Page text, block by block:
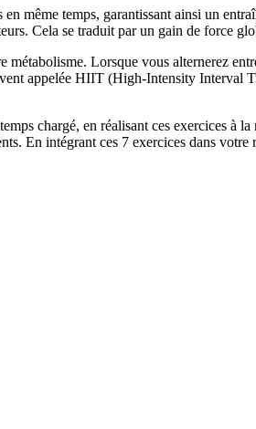
même temps, garantissant ainsi un
Cela se traduit par un gain de force
Lorsque vous alternerez
appelée HIIT (High-Intensity
chargé, en réalisant ces exercices à
En intégrant ces 7 exercices dans